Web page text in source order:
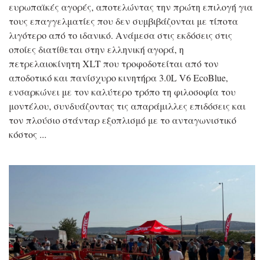
ευρωπαϊκές αγορές, αποτελώντας την πρώτη επιλογή για
τους επαγγελματίες που δεν συμβιβάζονται με τίποτα
λιγότερο από το ιδανικό. Ανάμεσα στις εκδόσεις στις
οποίες διατίθεται στην ελληνική αγορά, η
πετρελαιοκίνητη XLT που τροφοδοτείται από τον
αποδοτικό και πανίσχυρο κινητήρα 3.0L V6 EcoBlue,
ενσαρκώνει με τον καλύτερο τρόπο τη φιλοσοφία του
μοντέλου, συνδυάζοντας τις απαράμιλλες επιδόσεις και
τον πλούσιο στάνταρ εξοπλισμό με το ανταγωνιστικό
κόστος